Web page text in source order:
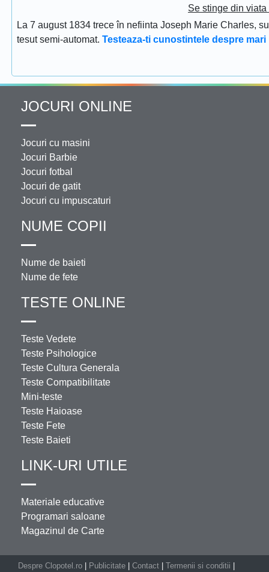
Se stinge din
La 7 august 1834 trece în nefiinta Joseph Marie Charles,
tesut semi-automat. Testeaza-ti cunostintele despre
JOCURI ONLINE
Jocuri cu masini
Jocuri Barbie
Jocuri fotbal
Jocuri de gatit
Jocuri cu impuscaturi
NUME COPII
Nume de baieti
Nume de fete
TESTE ONLINE
Teste Vedete
Teste Psihologice
Teste Cultura Generala
Teste Compatibilitate
Mini-teste
Teste Haioase
Teste Fete
Teste Baieti
LINK-URI UTILE
Materiale educative
Programari saloane
Magazinul de Carte
Despre Clopotel.ro Publicitate Contact Termenii si conditii